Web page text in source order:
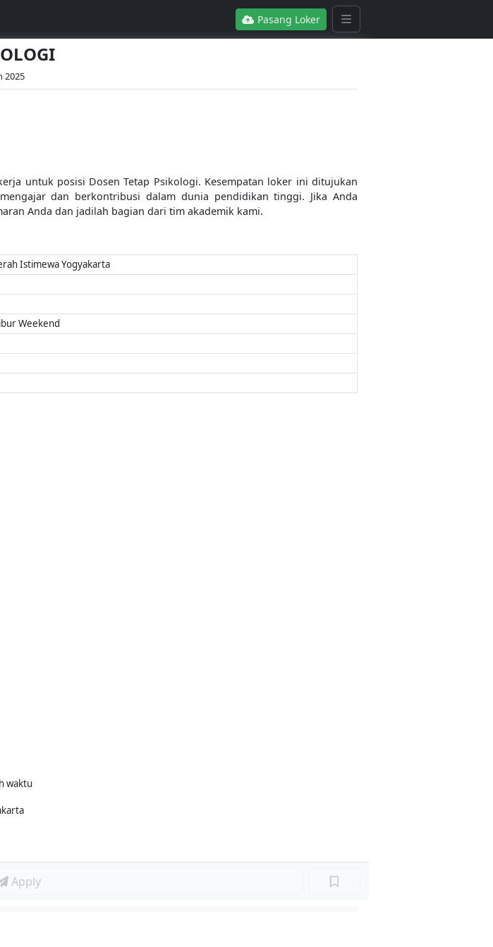
Pasang Loker
2025
untuk posisi Dosen Tetap Psikologi. Kesempatan loker ini ditujukan
dan berkontribusi dalam dunia pendidikan tinggi. Jika Anda
Anda dan jadilah bagian dari tim akademik kami.
Istimewa Yogyakarta
Weekend
waktu
Apply